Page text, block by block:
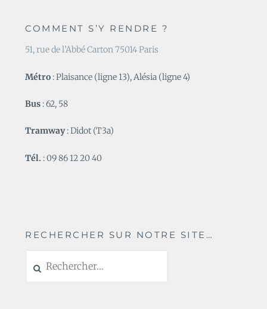
COMMENT S’Y RENDRE ?
51, rue de l’Abbé Carton 75014 Paris
Métro : Plaisance (ligne 13), Alésia (ligne 4)
Bus : 62, 58
Tramway: Didot (T3a)
Tél. : 09 86 12 20 40
RECHERCHER SUR NOTRE SITE…